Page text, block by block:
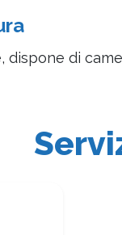
dispone di